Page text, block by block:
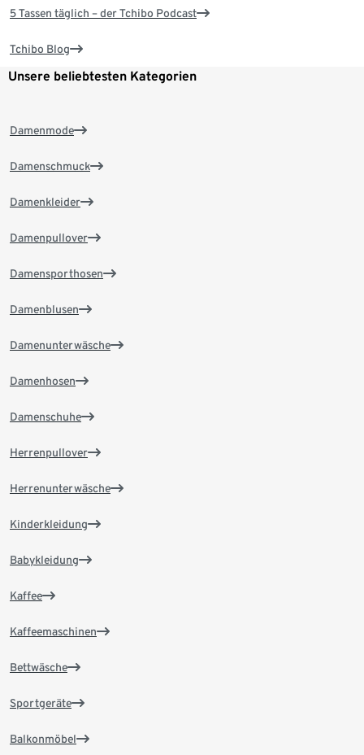
5 Tassen täglich – der Tchibo Podcast
Tchibo Blog
Unsere beliebtesten Kategorien
Damenmode
Damenschmuck
Damenkleider
Damenpullover
Damensporthosen
Damenblusen
Damenunterwäsche
Damenhosen
Damenschuhe
Herrenpullover
Herrenunterwäsche
Kinderkleidung
Babykleidung
Kaffee
Kaffeemaschinen
Bettwäsche
Sportgeräte
Balkonmöbel